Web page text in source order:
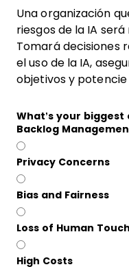
Una organización
riesgos de la IA
Tomará decisiones
el uso de la IA,
objetivos y potencie
What’s your biggest
Backlog
Privacy Concerns
Bias and Fairness
Loss of Human Touch
High Costs